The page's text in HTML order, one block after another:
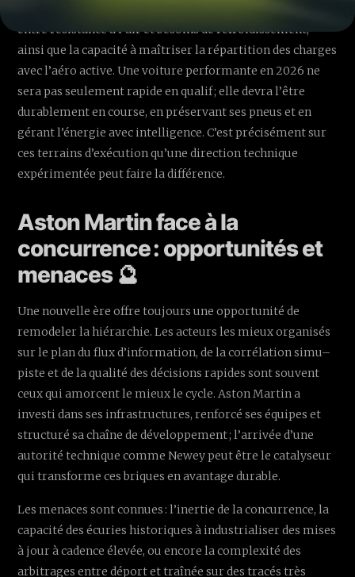
flux autour des roues avant et du plancher, l’équilibre
entre résistance à l’air et besoins de refroidissement,
ainsi que la capacité à maîtriser la répartition des charges
avec l’aéro active. Une voiture performante en 2026 ne
sera pas seulement rapide en qualif ; elle devra l’être
durablement en course, en préservant ses pneus et en
gérant l’énergie avec intelligence. C’est précisément sur
ces terrains d’exécution qu’une direction technique
expérimentée peut faire la différence.
Aston Martin face à la
concurrence : opportunités et
menaces 🔮
Une nouvelle ère offre toujours une opportunité de
remodeler la hiérarchie. Les acteurs les mieux organisés
sur le plan du flux d’information, de la corrélation simu–
piste et de la qualité des décisions rapides sont souvent
ceux qui amorcent le mieux le cycle. Aston Martin a
investi dans ses infrastructures, renforcé ses équipes et
structuré sa chaîne de développement ; l’arrivée d’une
autorité technique comme Newey peut être le catalyseur
qui transforme ces briques en avantage durable.
Les menaces sont connues : l’inertie de la concurrence, la
capacité des écuries historiques à industrialiser des mises
à jour à cadence élevée, ou encore la complexité des
arbitrages entre déport et traînée sur des tracés très